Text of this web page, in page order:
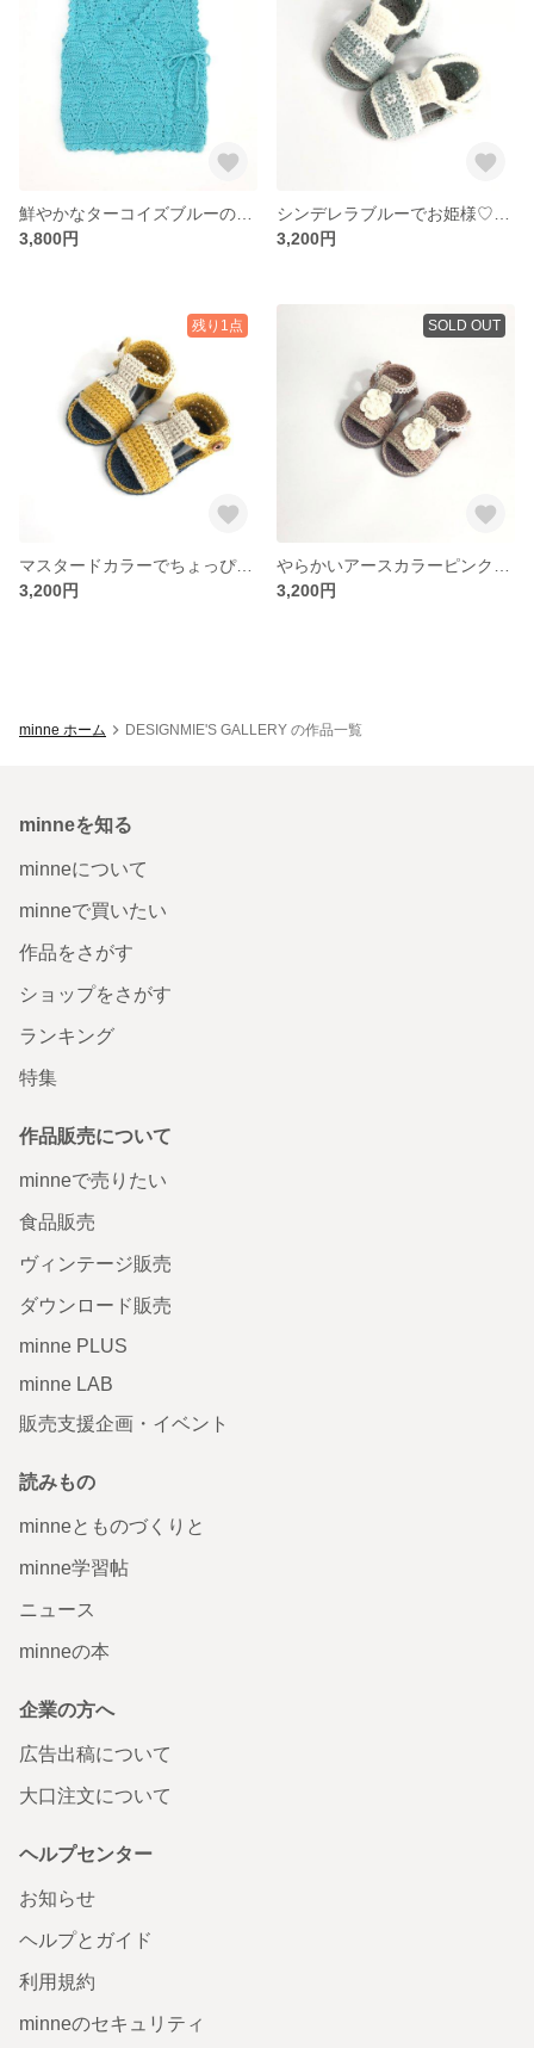
3,800円
3,200円
残り1点
マスタードカラーでちょっぴり大人っぽく♡-DF00010
3,200円
SOLD OUT
3,200円
minne ホーム DESIGNMIE'S GALLERY の作品一覧
minneを知る
minneについて
minneで買いたい
作品をさがす
ショップをさがす
ランキング
特集
作品販売について
minneで売りたい
食品販売
ヴィンテージ販売
ダウンロード販売
minne PLUS
minne LAB
販売支援企画・イベント
読みもの
minneとものづくりと
minne学習帖
ニュース
minneの本
企業の方へ
広告出稿について
大口注文について
ヘルプセンター
お知らせ
ヘルプとガイド
利用規約
minneのセキュリティ